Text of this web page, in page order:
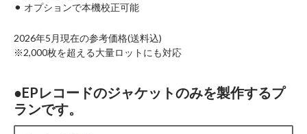
⚫︎ オプションで本機校正可能
2026年5月現在の参考価格(送料込)
※2,000枚を超える大量ロットにも対応
●EPレコードのジャケットのみを製作するプ
ランです。